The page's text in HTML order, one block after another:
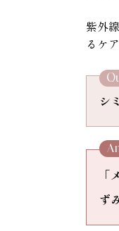
紫外
るケ
シ
ず